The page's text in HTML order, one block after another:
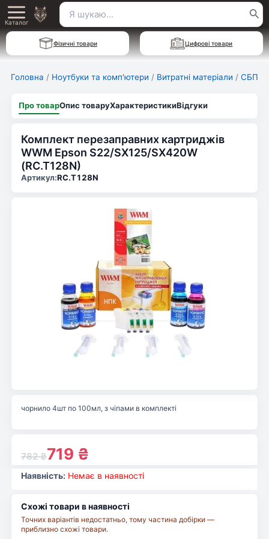
Перейти
до
вмісту
Main
Menu
Каталог
Пошук
для:
Фізичні товари Цифрові товари
Головна / Ноутбуки та комп'ютери / Витратні матеріали / СБПЧ
Про товарОпис товаруХарактеристикиВідгуки
Комплект перезаправних картриджів
WWM Epson S22/SX125/SX420W
(RC.T128N)
Артикул:RC.T128N
782₴719 ₴
чорнило 4шт по 100мл, з чіпами в комплекті
Наявність: Немає в наявності
Схожі товари в наявності
Точних варіантів недостатньо, тому частина добірки —
приблизно схожі товари.